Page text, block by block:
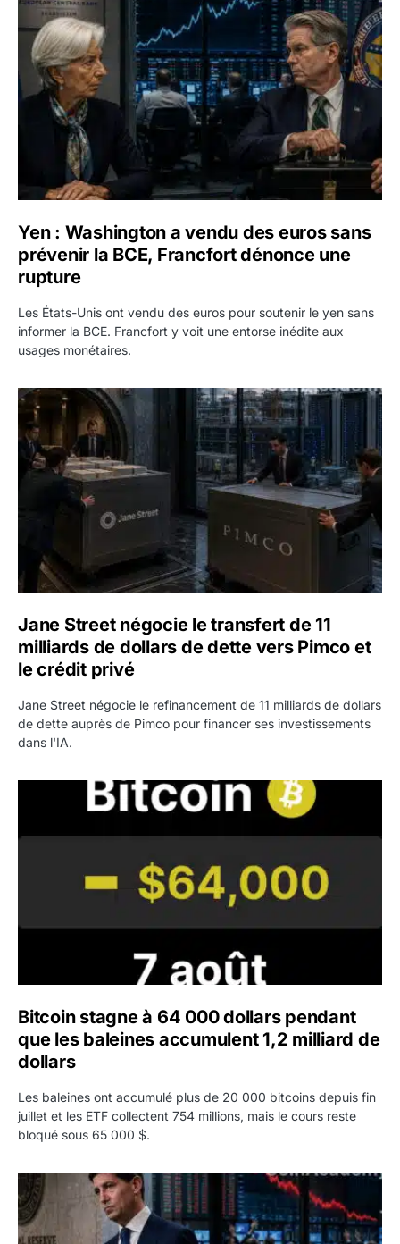
Yen : Washington a vendu des euros sans prévenir la
Yen : Washington a vendu des euros sans
prévenir la BCE, Francfort dénonce une
rupture
Les États-Unis ont vendu des euros pour soutenir le yen sans
informer la BCE. Francfort y voit une entorse inédite aux
usages monétaires.
Jane Street négocie le transfert de 11 milliards de
Jane Street négocie le transfert de 11
milliards de dollars de dette vers Pimco et
le crédit privé
Jane Street négocie le refinancement de 11 milliards de dollars
de dette auprès de Pimco pour financer ses investissements
dans l'IA.
Bitcoin stagne à 64 000 dollars pendant que les
Bitcoin stagne à 64 000 dollars pendant
que les baleines accumulent 1,2 milliard de
dollars
Les baleines ont accumulé plus de 20 000 bitcoins depuis fin
juillet et les ETF collectent 754 millions, mais le cours reste
bloqué sous 65 000 $.
Kevin Warsh maintient sa communication minimaliste